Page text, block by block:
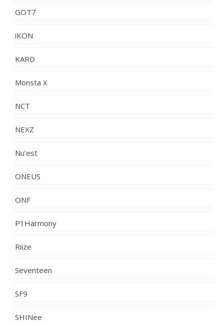
GOT7
iKON
KARD
Monsta X
NCT
NEXZ
Nu’est
ONEUS
ONF
P1Harmony
Riize
Seventeen
SF9
SHINee